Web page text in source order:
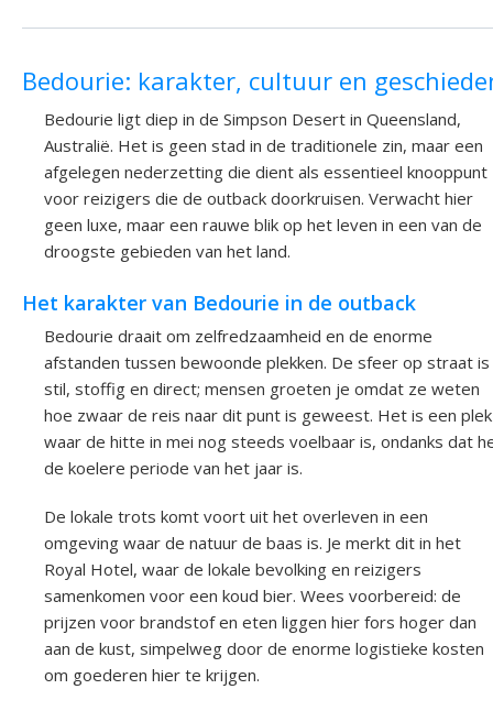
Bedourie: karakter, cultuur en
Bedourie ligt diep in de Simpson Desert in Queensland,
Australië. Het is geen stad in de traditionele zin, maar een
afgelegen nederzetting die dient als essentieel knooppunt
voor reizigers die de outback doorkruisen. Verwacht hier
geen luxe, maar een rauwe blik op het leven in een van de
droogste gebieden van het land.
Het karakter van Bedourie in de outback
Bedourie draait om zelfredzaamheid en de enorme
afstanden tussen bewoonde plekken. De sfeer op straat is
stil, stoffig en direct; mensen groeten je omdat ze weten
hoe zwaar de reis naar dit punt is geweest. Het is een plek
waar de hitte in mei nog steeds voelbaar is, ondanks dat
de koelere periode van het jaar is.
De lokale trots komt voort uit het overleven in een
omgeving waar de natuur de baas is. Je merkt dit in het
Royal Hotel, waar de lokale bevolking en reizigers
samenkomen voor een koud bier. Wees voorbereid: de
prijzen voor brandstof en eten liggen hier fors hoger dan
aan de kust, simpelweg door de enorme logistieke kosten
om goederen hier te krijgen.